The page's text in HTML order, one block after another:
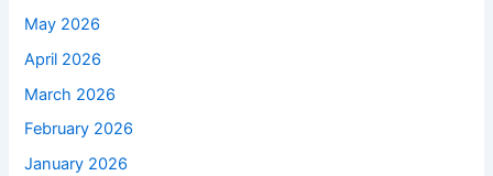
May 2026
April 2026
March 2026
February 2026
January 2026